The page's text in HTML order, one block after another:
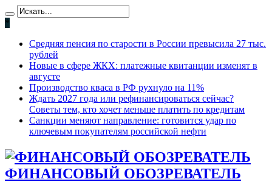
*
Средняя пенсия по старости в России превысила 27 тыс.
рублей
Новые в сфере ЖКХ: платежные квитанции изменят в
августе
Производство кваса в РФ рухнуло на 11%
Ждать 2027 года или рефинансироваться сейчас?
Советы тем, кто хочет меньше платить по кредитам
Санкции меняют направление: готовится удар по
ключевым покупателям российской нефти
ФИНАНСОВЫЙ ОБОЗРЕВАТЕЛЬ